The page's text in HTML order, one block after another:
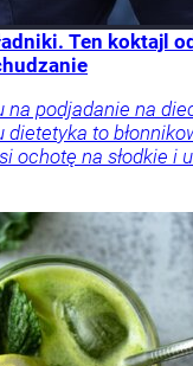
Ten koktajl
na podjadanie na
dietetyka to
ochotę na słodkie i